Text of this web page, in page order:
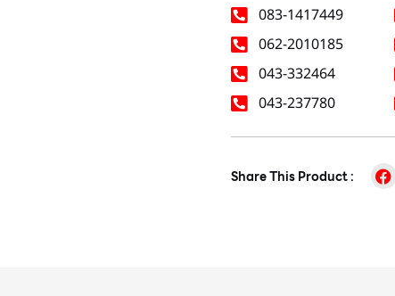
083-1417449
062-2010185
043-332464
043-237780
Share This Product :